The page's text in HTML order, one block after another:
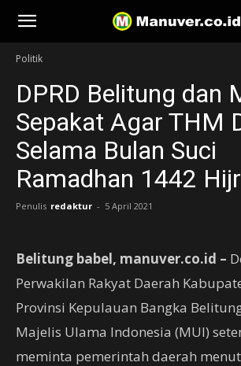
Manuver
Politik
DPRD Belitung dan
Sepakat Agar THM
Selama Bulan Suci
Ramadhan 1442
Penulis redaktur - 5 April 2021
Belitung babel, manuver.co.id –
Perwakilan Rakyat Daerah
Provinsi Kepulauan Bangka
Majelis Ulama Indonesia (MUI)
meminta pemerintah daerah